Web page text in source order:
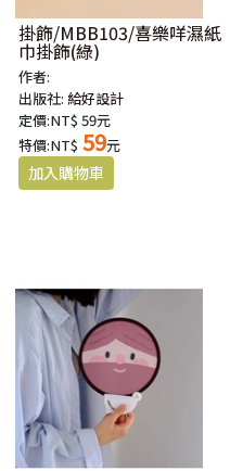
掛飾/MBB103/喜樂咩濕紙
巾掛飾(綠)
作者:
出版社: 給好設計
定價:NT$ 59元
特價:NT$ 59元